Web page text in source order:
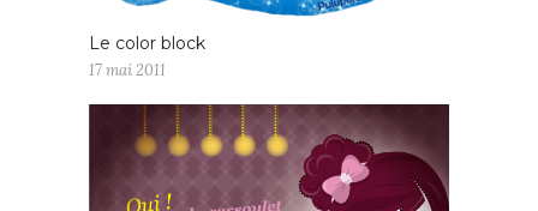
Le color block
17 mai 2011